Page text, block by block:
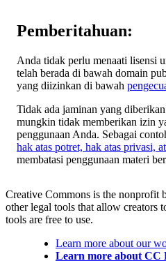
Pemberitahuan:
Anda tidak perlu menaati lisensi
telah berada di bawah domain
yang diizinkan di bawah
Tidak ada jaminan yang
mungkin tidak memberikan izin
penggunaan Anda. Sebagai
hak atas potret, hak atas privasi,
membatasi penggunaan materi
Creative Commons is the nonprofit
other legal tools that allow creators
tools are free to use.
Learn more about our
Learn more about CC